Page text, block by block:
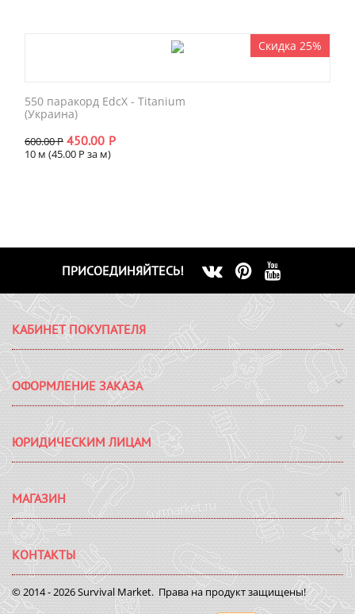
Скидка 25%
550 паракорд EdcX - Titanium
(Украина)
600.00Р 450.00 Р
10 м (45.00 Р за м)
ПРИСОЕДИНЯЙТЕСЬ!
КАБИНЕТ ПОКУПАТЕЛЯ
ОФОРМЛЕНИЕ ЗАКАЗА
ЮРИДИЧЕСКИМ ЛИЦАМ
МАГАЗИН
КОНТАКТЫ
© 2014 - 2026 Survival Market. Права на продукт защищены!